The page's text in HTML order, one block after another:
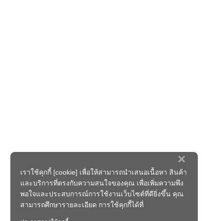
×
เราใช้คุกกี้ [cookie] เพื่อให้สามารถนำเสนอเนื้อหา สินค้า
และบริการที่ตรงกับความสนใจของคุณ เพื่อเพิ่มความพึง
พอใจและประสบการณ์การใช้งานเว็บไซต์ที่ดียิ่งขึ้น คุณ
สามารถศึกษารายละเอียด การใช้คุกกี้ได้ที่